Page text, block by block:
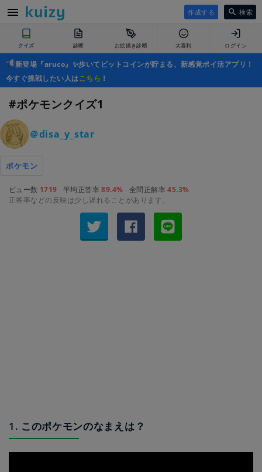
作成する 検索
クイズ 診断 お絵描き診断 大喜利 ログイン
新登場『aruco』✨歩いてビットコインが貯まる、新感覚ポイ活アプリ！
今すぐ挑戦したい人はこちら ！
#ポケモンクイズ1
＠disa_y_star
ポケモン
ビュー数 1719 平均正答率89.4% 全問正解率45.3%
正答率などの反映は少し遅れることがあります。
1. このポケモンのなまえは？